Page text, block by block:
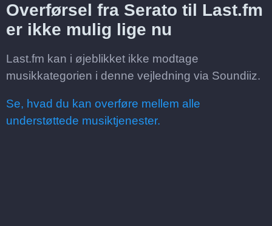
Overførsel fra Serato til Last.fm
er ikke mulig lige nu
Last.fm kan i øjeblikket ikke modtage
musikkategorien i denne vejledning via Soundiiz.
Se, hvad du kan overføre mellem alle
understøttede musiktjenester.